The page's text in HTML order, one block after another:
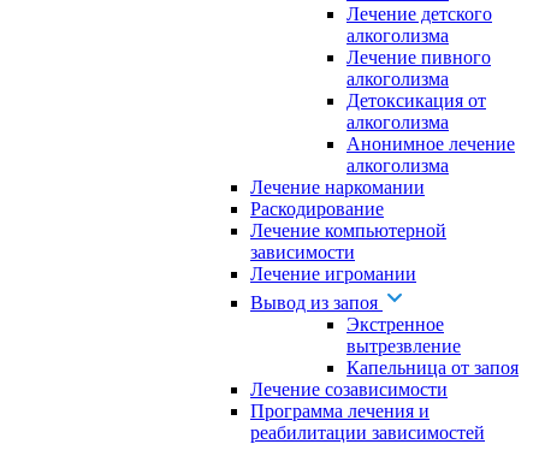
Лечение детского
алкоголизма
Лечение пивного
алкоголизма
Детоксикация от
алкоголизма
Анонимное лечение
алкоголизма
Лечение наркомании
Раскодирование
Лечение компьютерной
зависимости
Лечение игромании
Вывод из запоя
Экстренное
вытрезвление
Капельница от запоя
Лечение созависимости
Программа лечения и
реабилитации зависимостей